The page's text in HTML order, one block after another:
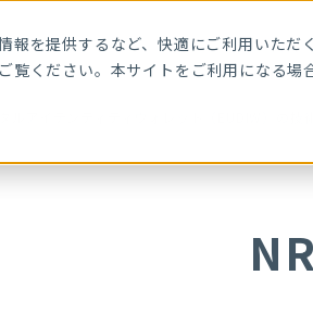
報を提供するなど、快適にご利用いただ
覧ください。本サイトをご利用になる場
サービス
タルアイデンティティウォレット（EUDIW）の